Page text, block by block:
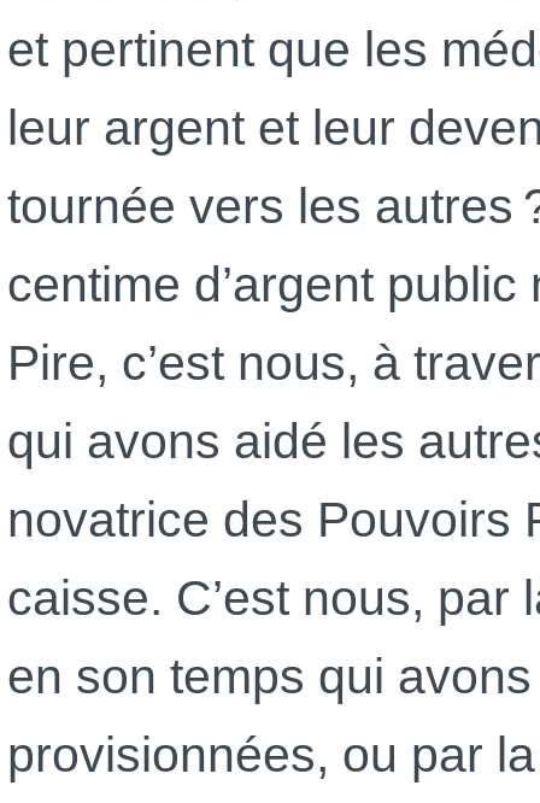
et pertinent que les
leur argent et leur
tournée vers les autres
centime d’argent
Pire, c’est nous, à
qui avons aidé les
novatrice des Pouvoirs
caisse. C’est nous,
en son temps qui
provisionnées, ou par